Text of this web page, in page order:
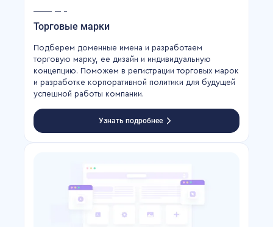
Торговые марки
Подберем доменные имена и разработаем
торговую марку, ее дизайн и индивидуальную
концепцию. Поможем в регистрации торговых марок
и разработке корпоративной политики для будущей
успешной работы компании.
Узнать подробнее